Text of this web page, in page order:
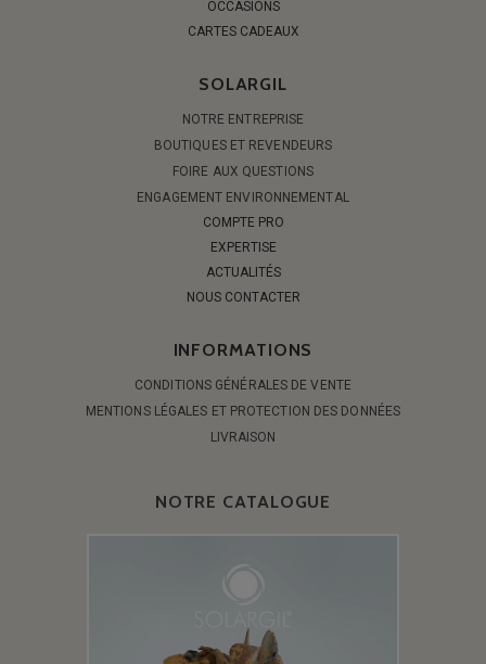
OCCASIONS
CARTES CADEAUX
SOLARGIL
NOTRE ENTREPRISE
BOUTIQUES ET REVENDEURS
FOIRE AUX QUESTIONS
ENGAGEMENT ENVIRONNEMENTAL
COMPTE PRO
EXPERTISE
ACTUALITÉS
NOUS CONTACTER
INFORMATIONS
CONDITIONS GÉNÉRALES DE VENTE
MENTIONS LÉGALES ET PROTECTION DES DONNÉES
LIVRAISON
NOTRE CATALOGUE